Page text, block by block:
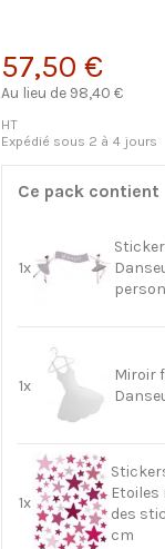
57,50 €
Au lieu de 98,40 €
HT
Expédié sous 2 à 4 jours
Ce pack contient
1x
1x
Miroir
1x
des
cm